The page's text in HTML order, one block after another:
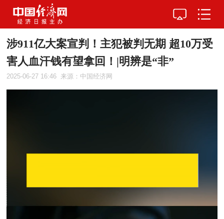
涉911亿大案宣判！主犯被判无期 超10万受
害人血汗钱有望拿回！|明辨是“非”
2025-06-27 16:46 来源：中国经济网